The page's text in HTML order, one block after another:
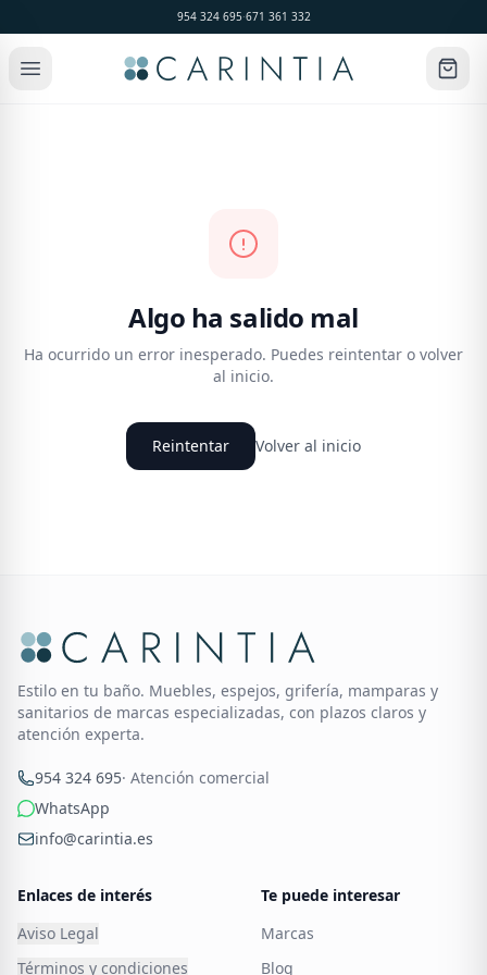
954 324 695·671 361 332
Algo ha salido mal
Ha ocurrido un error inesperado. Puedes reintentar o volver
al inicio.
Reintentar Volver al inicio
Estilo en tu baño. Muebles, espejos, grifería, mamparas y
sanitarios de marcas especializadas, con plazos claros y
atención experta.
954 324 695· Atención comercial
WhatsApp
info@carintia.es
Enlaces de interés
Aviso Legal
Términos y condiciones
Te puede interesar
Marcas
Blog